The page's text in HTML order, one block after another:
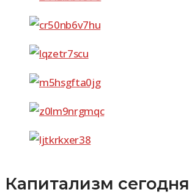
Капитализм сегодня